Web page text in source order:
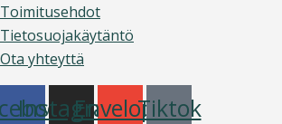
Toimitusehdot
Tietosuojakäytäntö
Ota yhteyttä
Instagram
EnvelopeTiktok